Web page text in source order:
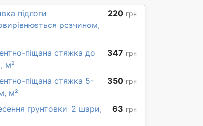
підлоги
розчином,
220 грн
піщана стяжка до
м²
347 грн
піщана стяжка 5-
м²
350 грн
грунтовки, 2 шари,
63 грн